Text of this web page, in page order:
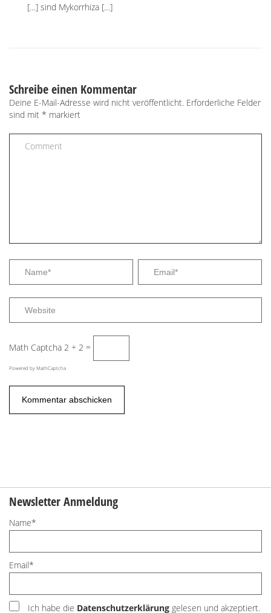
[…] sind Mykorrhiza […]
Schreibe einen Kommentar
Deine E-Mail-Adresse wird nicht veröffentlicht. Erforderliche Felder
sind mit * markiert
Math Captcha 2 + 2 =
Powered byMathCaptcha
Newsletter Anmeldung
Name*
Email*
Ich habe die Datenschutzerklärung gelesen und akzeptiert.